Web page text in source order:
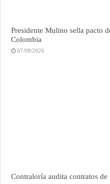
Presidente Mulino sella pacto
Colombia
07/08/2026
Contraloría audita contratos de